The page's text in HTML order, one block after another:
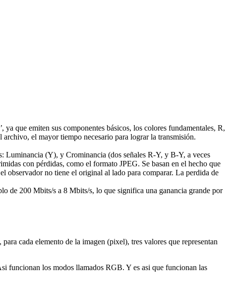
, ya que emiten sus componentes básicos, los colores fundamentales, R,
el mayor tiempo necesario para lograr la transmisión.
Luminancia (Y), y Crominancia (dos señales R-Y, y B-Y, a veces
con pérdidas, como el formato JPEG. Se basan en el hecho que
observador no tiene el original al lado para comparar. La perdida de
de 200 Mbits/s a 8 Mbits/s, lo que significa una ganancia grande por
cada elemento de la imagen (pixel), tres valores que representan
funcionan los modos llamados RGB. Y es asi que funcionan las